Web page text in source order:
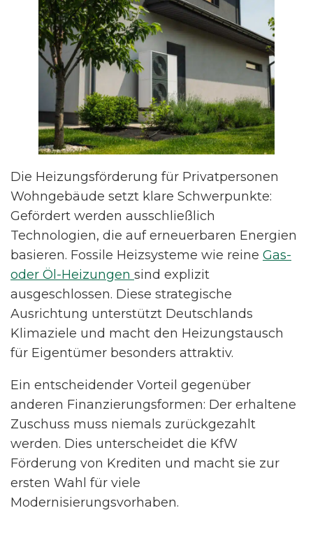
Die Heizungsförderung für Privatpersonen
Wohngebäude setzt klare Schwerpunkte:
Gefördert werden ausschließlich
Technologien, die auf erneuerbaren Energien
basieren. Fossile Heizsysteme wie reine Gas-
oder Öl-Heizungen sind explizit
ausgeschlossen. Diese strategische
Ausrichtung unterstützt Deutschlands
Klimaziele und macht den Heizungstausch
für Eigentümer besonders attraktiv.
Ein entscheidender Vorteil gegenüber
anderen Finanzierungsformen: Der erhaltene
Zuschuss muss niemals zurückgezahlt
werden. Dies unterscheidet die KfW
Förderung von Krediten und macht sie zur
ersten Wahl für viele
Modernisierungsvorhaben.